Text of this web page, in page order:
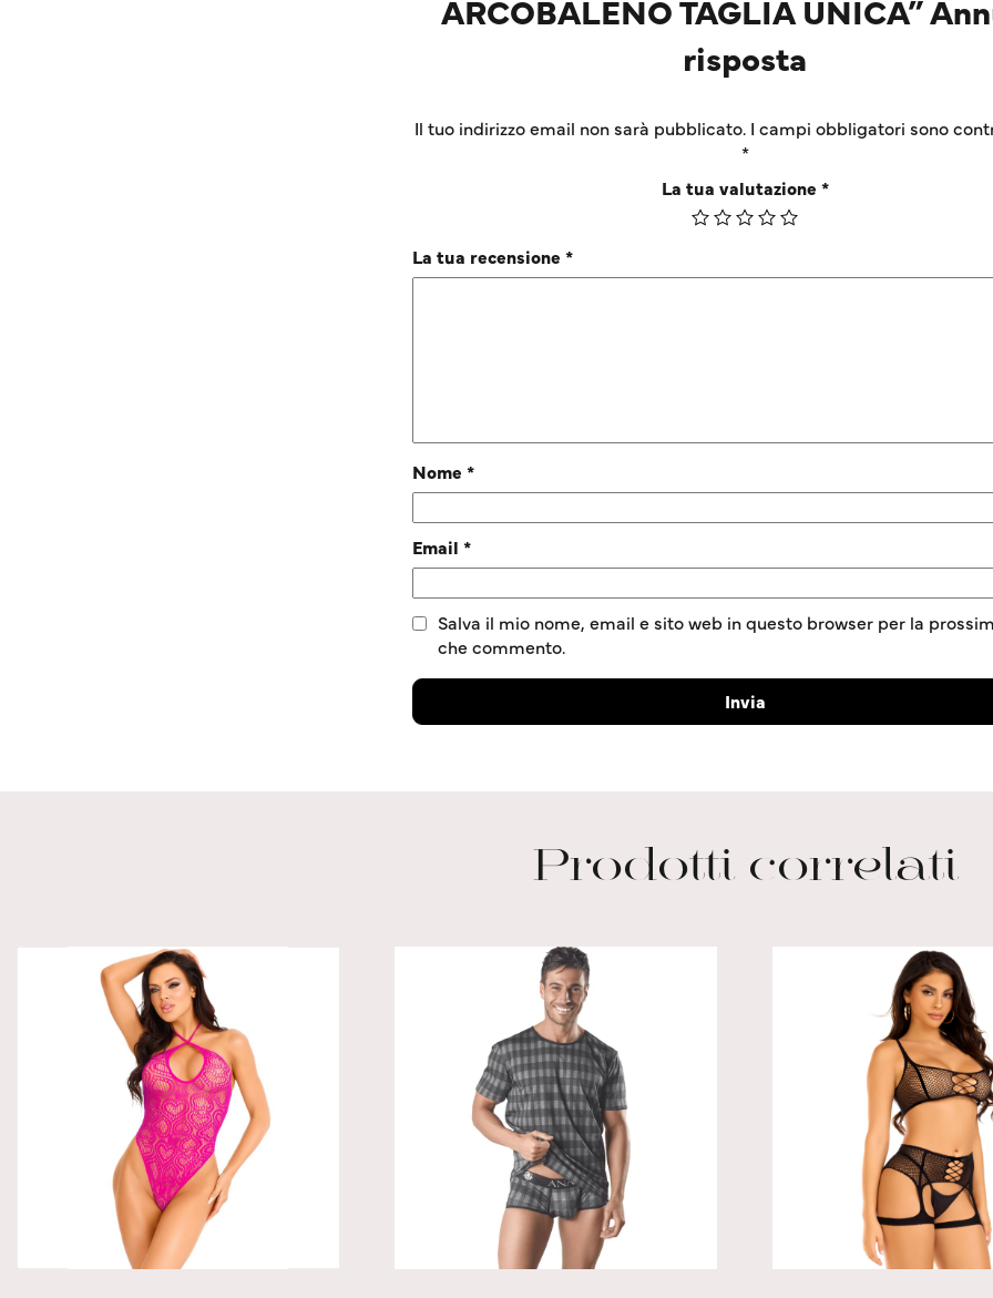
ARCOBALENO TAGLIA UNICA”
risposta
Il tuo indirizzo email non sarà pubblicato. I campi obbligatori sono
*
La tua valutazione *
La tua recensione *
Nome *
Email *
Salva il mio nome, email e sito web in questo browser per la
che commento.
Prodotti correlati